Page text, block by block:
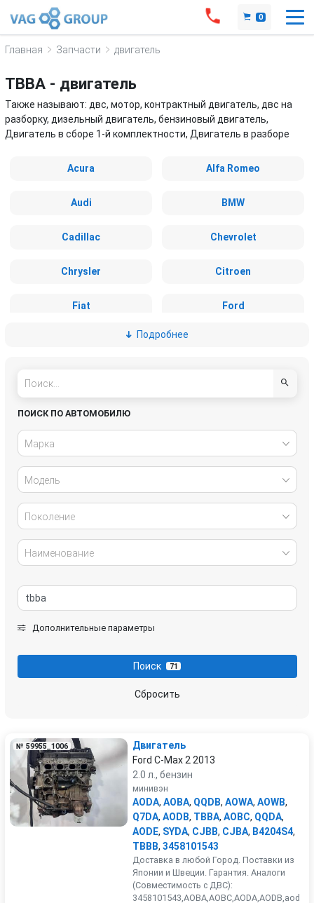
0
Главная Запчасти двигатель
TBBA - двигатель
Также называют: двс, мотор, контрактный двигатель, двс на
разборку, дизельный двигатель, бензиновый двигатель,
Двигатель в сборе 1-й комплектности, Двигатель в разборе
Acura Alfa Romeo
Audi BMW
Cadillac Chevrolet
Chrysler Citroen
Fiat Ford
IVECO
SsangYong
Suzuki
Volkswagen Volvo
Подробнее
ПОИСК ПО АВТОМОБИЛЮ
Марка
Модель
Поколение
Наименование
Дополнительные параметры
Поиск 71
Сбросить
№ 59955_1006
Двигатель
Ford C-Max 2 2013
2.0 л., бензин
минивэн
AODA, AOBA, QQDB, AOWA, AOWB,
Q7DA, AODB, TBBA, AOBC, QQDA,
AODE, SYDA, CJBB, CJBA, B4204S4,
TBBB, 3458101543
Доставка в любой Город. Поставки из
Японии и Швеции. Гарантия. Аналоги
(Совместимость с ДВС):
3458101543,AOBA,AOBC,AODA,AODB,aod